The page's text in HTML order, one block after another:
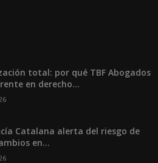
total: por qué TBF Abogados
en derecho...
Catalana alerta del riesgo de
en...